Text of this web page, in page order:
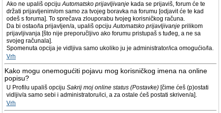
Ako ne upališ opcijuAutomatsko prijavljivanje kada se prijaviš, forum će te
držati prijavljenim/om samo za tvojeg boravka na forumu [odjavit će te kad
odeš s foruma]. To sprečava zlouporabu tvojeg korisničkog računa.
Da bi ostao/la prijavljen/a, upališ opcijuAutomatsko prijavljivanje prilikom
prijavljivanja [što nije preporučljivo ako forumu pristupaš s tuđeg, a ne sa
svojeg računala].
Spomenuta opcija je vidljiva samo ukoliko ju je administrator/ica omogućio/la.
Vrh
Kako mogu onemogućiti pojavu mog korisničkog imena na online
popisu?
U Profilu upališ opciju Sakrij moj online status (Postavke) [čime ćeš (p)ostati
vidljiv/a samo sebi i administratoru/ici, a za ostale ćeš postati skriven/a].
Vrh